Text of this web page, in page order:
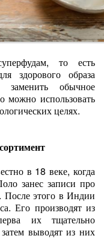
то есть
здорового образа
обычное
можно использовать
целях.
в 18 веке, когда
занес записи про
После этого в Индии
Его производят из
их тщательно
выводят из них